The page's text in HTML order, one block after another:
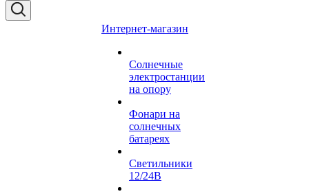
Интернет-магазин
Солнечные
электростанции
на опору
Фонари на
солнечных
батареях
Светильники
12/24В